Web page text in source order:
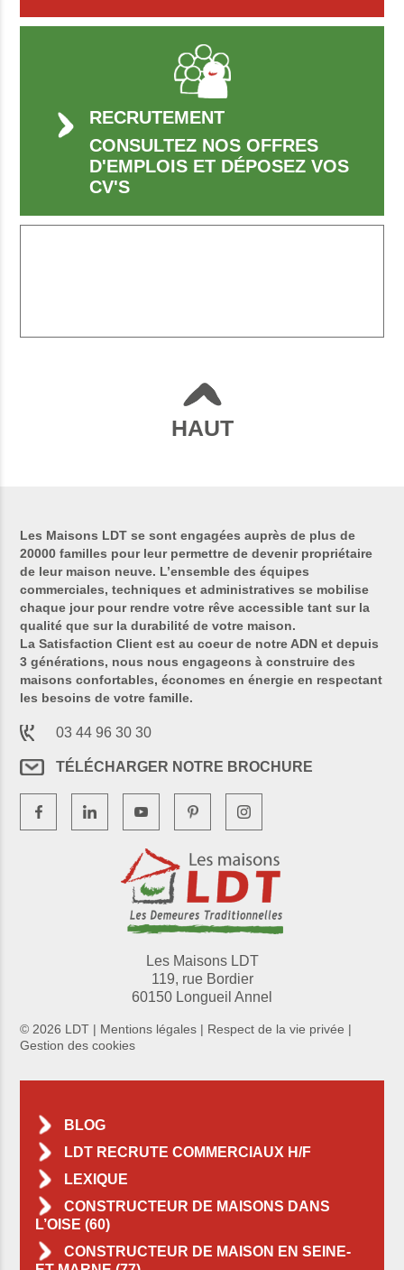
RECRUTEMENT
CONSULTEZ NOS OFFRES
D'EMPLOIS ET DÉPOSEZ VOS
CV'S
HAUT
Les Maisons LDT se sont engagées auprès de plus de
20000 familles pour leur permettre de devenir propriétaire
de leur maison neuve. L’ensemble des équipes
commerciales, techniques et administratives se mobilise
chaque jour pour rendre votre rêve accessible tant sur la
qualité que sur la durabilité de votre maison.
La Satisfaction Client est au coeur de notre ADN et depuis
3 générations, nous nous engageons à construire des
maisons confortables, économes en énergie en respectant
les besoins de votre famille.
03 44 96 30 30
TÉLÉCHARGER NOTRE BROCHURE
Les Maisons LDT
119, rue Bordier
60150 Longueil Annel
© 2026 LDT | Mentions légales | Respect de la vie privée |
Gestion des cookies
BLOG
LDT RECRUTE COMMERCIAUX H/F
LEXIQUE
CONSTRUCTEUR DE MAISONS DANS
L’OISE (60)
CONSTRUCTEUR DE MAISON EN SEINE-